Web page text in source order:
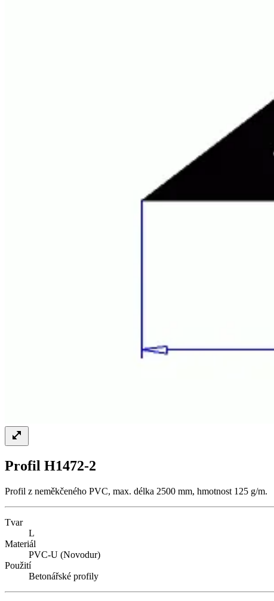
Profil H1472-2
Profil z neměkčeného PVC, max. délka 2500 mm, hmotnost 125 g/m.
Tvar
L
Materiál
PVC-U (Novodur)
Použití
Betonářské profily